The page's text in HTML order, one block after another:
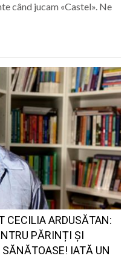
când jucam «Castel». Ne
CECILIA ARDUSĂTAN:
PĂRINȚI ȘI
IATĂ UN